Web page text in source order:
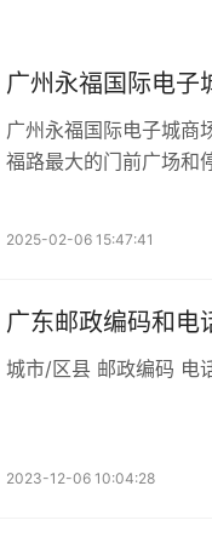
广州永福国际电子
广州永福国际电子城商
福路最大的门前广场和
客货两用车在市场内自
2025-02-06 15:47:41
广东邮政编码和电
2023-12-06 10:04:28